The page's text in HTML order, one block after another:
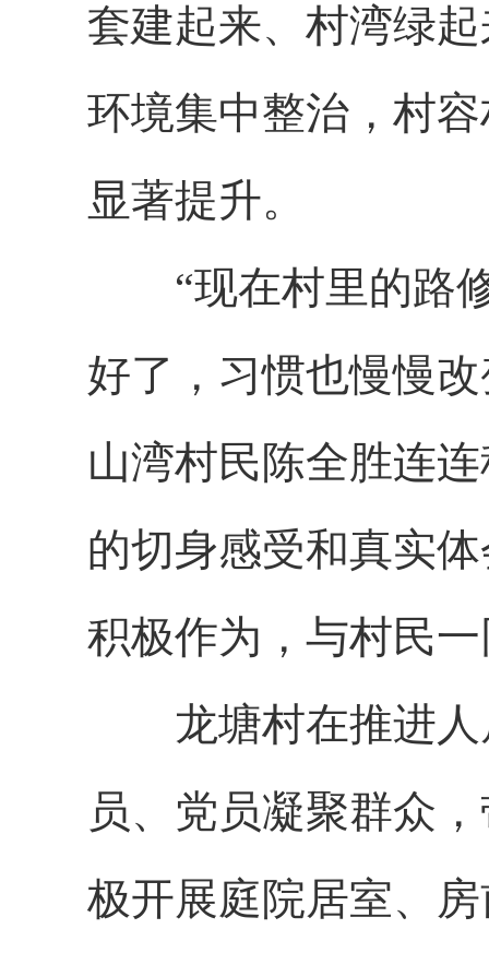
套建起来、村湾绿
环境集中整治，村
显著提升。
“现在村里的路修
好了，习惯也慢慢
山湾村民陈全胜连
的切身感受和真实
积极作为，与村民
龙塘村在推进人
员、党员凝聚群众
极开展庭院居室、